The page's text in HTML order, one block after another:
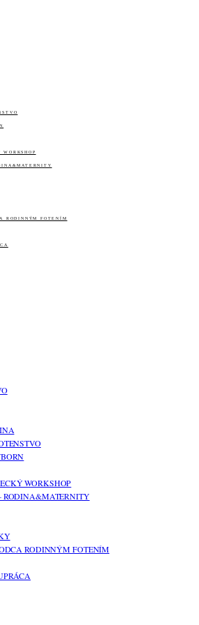
WORKSHOP
RODINNÝM FOTENÍM
WORKSHOP
RODINA&MATERNITY
RODINNÝM FOTENÍM